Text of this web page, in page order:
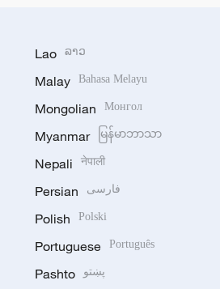
Lao ລາວ
Malay Bahasa Melayu
Mongolian Монгол
Myanmar မြန်မာဘာသာ
Nepali नेपाली
Persian فارسی
Polish Polski
Portuguese Português
Pashto پښتو